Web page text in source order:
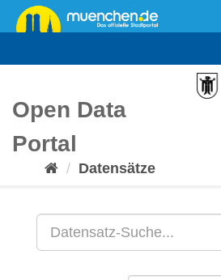
Überspringen
zum
Open Data
Portal
Datensätze